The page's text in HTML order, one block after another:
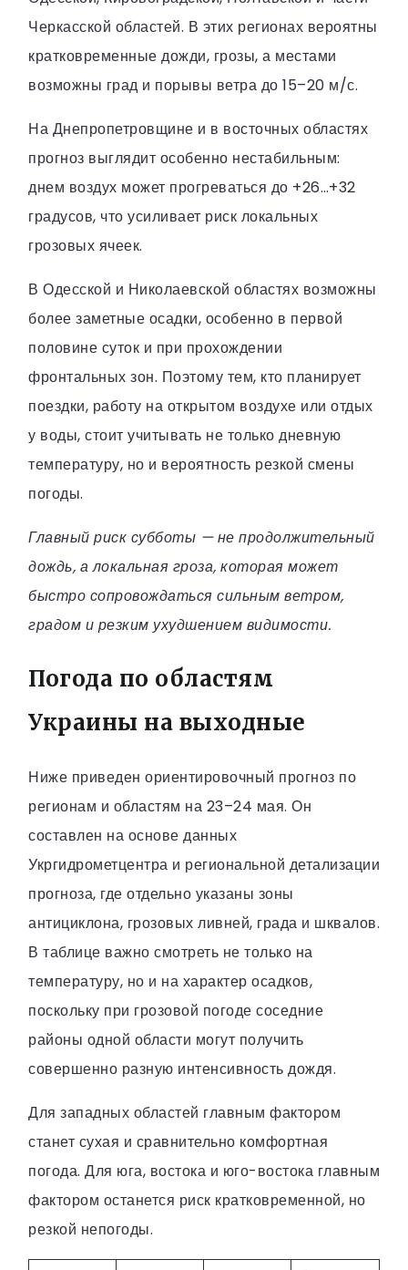
Черкасской областей. В этих регионах вероятны
кратковременные дожди, грозы, а местами
возможны град и порывы ветра до 15–20 м/с.
На Днепропетровщине и в восточных областях
прогноз выглядит особенно нестабильным:
днем воздух может прогреваться до +26…+32
градусов, что усиливает риск локальных
грозовых ячеек.
В Одесской и Николаевской областях возможны
более заметные осадки, особенно в первой
половине суток и при прохождении
фронтальных зон. Поэтому тем, кто планирует
поездки, работу на открытом воздухе или отдых
у воды, стоит учитывать не только дневную
температуру, но и вероятность резкой смены
погоды.
Главный риск субботы — не продолжительный
дождь, а локальная гроза, которая может
быстро сопровождаться сильным ветром,
градом и резким ухудшением видимости.
Погода по областям
Украины на выходные
Ниже приведен ориентировочный прогноз по
регионам и областям на 23–24 мая. Он
составлен на основе данных
Укргидрометцентра и региональной детализации
прогноза, где отдельно указаны зоны
антициклона, грозовых ливней, града и шквалов.
В таблице важно смотреть не только на
температуру, но и на характер осадков,
поскольку при грозовой погоде соседние
районы одной области могут получить
совершенно разную интенсивность дождя.
Для западных областей главным фактором
станет сухая и сравнительно комфортная
погода. Для юга, востока и юго-востока главным
фактором останется риск кратковременной, но
резкой непогоды.